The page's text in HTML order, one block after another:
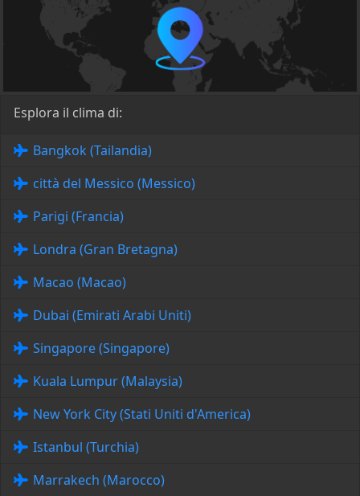
Esplora il clima di:
Bangkok (Tailandia)
città del Messico (Messico)
Parigi (Francia)
Londra (Gran Bretagna)
Macao (Macao)
Dubai (Emirati Arabi Uniti)
Singapore (Singapore)
Kuala Lumpur (Malaysia)
New York City (Stati Uniti d'America)
Istanbul (Turchia)
Marrakech (Marocco)